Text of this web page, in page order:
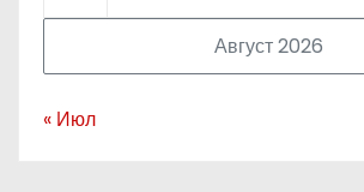
Август 2026
« Июл